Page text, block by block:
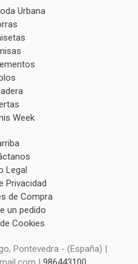
Urbana
Week
Legal
Privacidad
de Compra
un pedido
Cookies
Pontevedra - (España) |